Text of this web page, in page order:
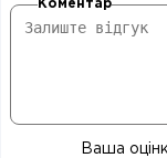
Коментар
Ваша